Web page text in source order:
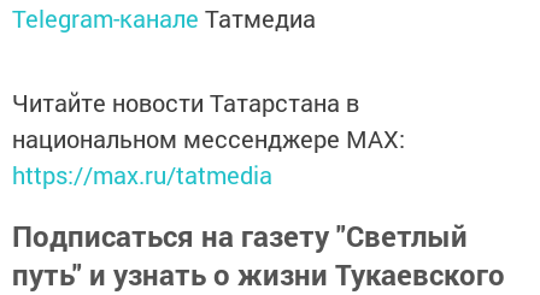
Telegram-канале Татмедиа
Читайте новости Татарстана в
национальном мессенджере MАХ:
https://max.ru/tatmedia
Подписаться на газету "Светлый
путь" и узнать о жизни Тукаевского